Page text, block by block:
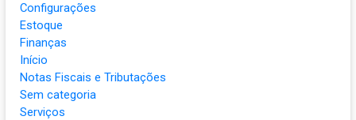
Configurações
Estoque
Finanças
Início
Notas Fiscais e Tributações
Sem categoria
Serviços